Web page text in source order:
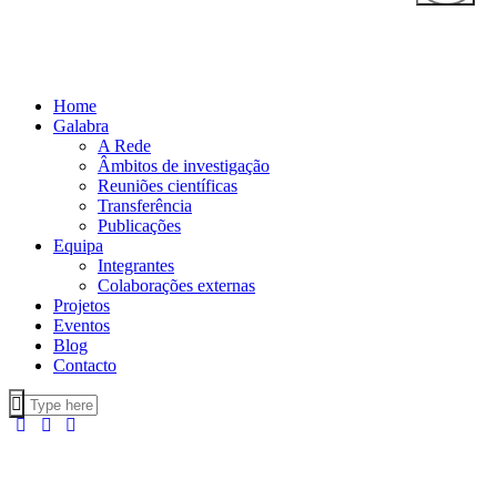
Home
Galabra
A Rede
Âmbitos de investigação
Reuniões científicas
Transferência
Publicações
Equipa
Integrantes
Colaborações externas
Projetos
Eventos
Blog
Contacto